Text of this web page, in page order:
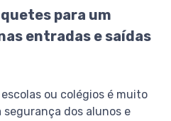
para um
entradas e saídas
ou colégios é muito
dos alunos e